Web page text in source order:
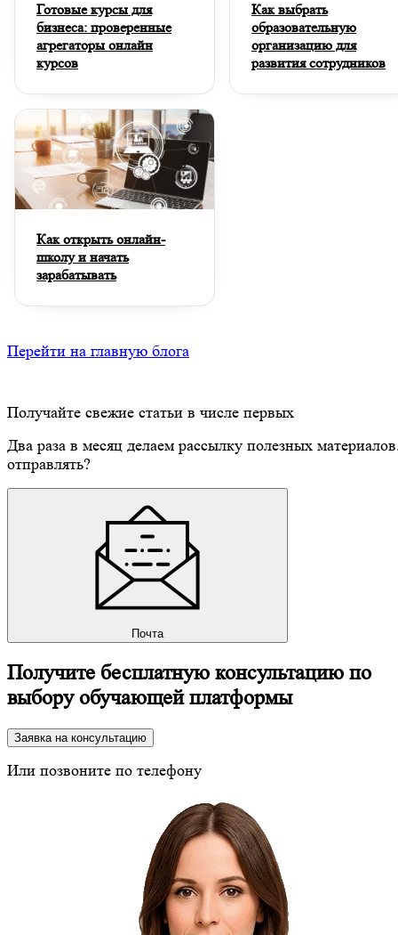
Готовые курсы для
бизнеса: проверенные
агрегаторы онлайн
курсов
Как выбрать
образовательную
организацию для
развития сотрудников
Как открыть онлайн-
школу и начать
зарабатывать
Перейти на главную блога
Получайте свежие статьи в числе первых
Два раза в месяц делаем рассылку полезных
отправлять?
Почта
Получите бесплатную консультацию по
выбору обучающей платформы
Заявка на консультацию
Или позвоните по телефону